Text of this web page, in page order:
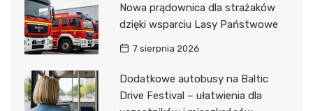
Nowa prądownica dla strażaków
dzięki wsparciu Lasy Państwowe
7 sierpnia 2026
Dodatkowe autobusy na Baltic
Drive Festival – ułatwienia dla